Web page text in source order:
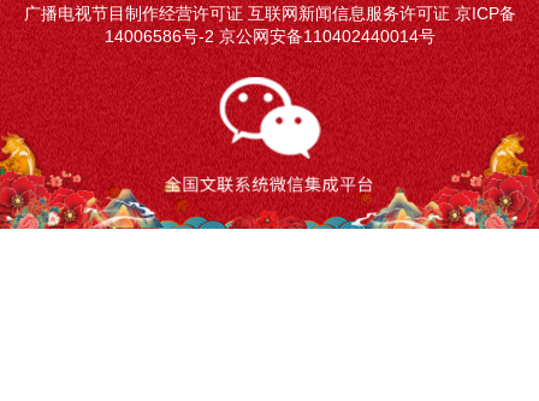
广播电视节目制作经营许可证 互联网新闻信息服务许可证京ICP备
14006586号-2京公网安备110402440014号